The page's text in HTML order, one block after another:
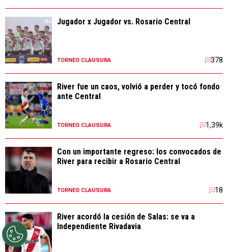
Jugador x Jugador vs. Rosario Central
TORNEO CLAUSURA 378
River fue un caos, volvió a perder y tocó fondo
ante Central
TORNEO CLAUSURA 1,39k
Con un importante regreso: los convocados de
River para recibir a Rosario Central
TORNEO CLAUSURA 18
River acordó la cesión de Salas: se va a
Independiente Rivadavia